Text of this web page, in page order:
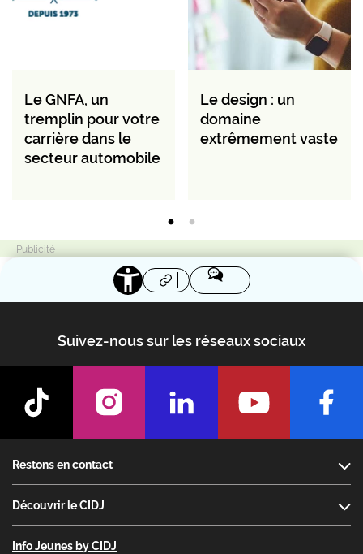
Le GNFA, un
tremplin pour votre
carrière dans le
secteur automobile
Le design : un
domaine
extrêmement vaste
Suivez-nous sur les réseaux sociaux
Restons en contact
Découvrir le CIDJ
Info Jeunes by CIDJ